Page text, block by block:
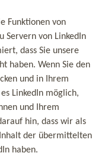
Funktionen von
Servern von LinkedIn
dass Sie unsere
haben. Wenn Sie den
und in Ihrem
LinkedIn möglich,
und Ihrem
hin, dass wir als
der übermittelten
haben.